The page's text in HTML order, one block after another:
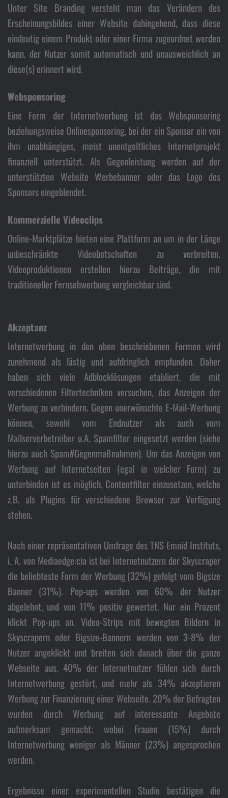
Unter Site Branding versteht man das Verändern des
Erscheinungsbildes einer Website dahingehend, dass diese
eindeutig einem Produkt oder einer Firma zugeordnet werden
kann, der Nutzer somit automatisch und unausweichlich an
diese(s) erinnert wird.
Websponsoring
Eine Form der Internetwerbung ist das Websponsoring
beziehungsweise Onlinesponsoring, bei der ein Sponsor ein von
ihm unabhängiges, meist unentgeltliches Internetprojekt
finanziell unterstützt. Als Gegenleistung werden auf der
unterstützten Website Werbebanner oder das Logo des
Sponsors eingeblendet.
Kommerzielle Videoclips
Online-Marktplätze bieten eine Plattform an um in der Länge
unbeschränkte Videobotschaften zu verbreiten.
Videoproduktionen erstellen hierzu Beiträge, die mit
traditioneller Fernsehwerbung vergleichbar sind.
Akzeptanz
Internetwerbung in den oben beschriebenen Formen wird
zunehmend als lästig und aufdringlich empfunden. Daher
haben sich viele Adblocklösungen etabliert, die mit
verschiedenen Filtertechniken versuchen, das Anzeigen der
Werbung zu verhindern. Gegen unerwünschte E-Mail-Werbung
können, sowohl vom Endnutzer als auch vom
Mailserverbetreiber u.A. Spamfilter eingesetzt werden (siehe
hierzu auch Spam#Gegenmaßnahmen). Um das Anzeigen von
Werbung auf Internetseiten (egal in welcher Form) zu
unterbinden ist es möglich, Contentfilter einzusetzen, welche
z.B. als Plugins für verschiedene Browser zur Verfügung
stehen.
Nach einer repräsentativen Umfrage des TNS Emnid Instituts,
i. A. von Mediaedge:cia ist bei Internetnutzern der Skyscraper
die beliebteste Form der Werbung (32%) gefolgt vom Bigsize
Banner (31%). Pop-ups werden von 60% der Nutzer
abgelehnt, und von 11% positiv gewertet. Nur ein Prozent
klickt Pop-ups an. Video-Strips mit bewegten Bildern in
Skyscrapern oder Bigsize-Bannern werden von 3-8% der
Nutzer angeklickt und breiten sich danach über die ganze
Webseite aus. 40% der Internetnutzer fühlen sich durch
Internetwerbung gestört, und mehr als 34% akzeptieren
Werbung zur Finanzierung einer Webseite. 20% der Befragten
wurden durch Werbung auf interessante Angebote
aufmerksam gemacht; wobei Frauen (15%) durch
Internetwerbung weniger als Männer (23%) angesprochen
werden.
Ergebnisse einer experimentellen Studie bestätigen die